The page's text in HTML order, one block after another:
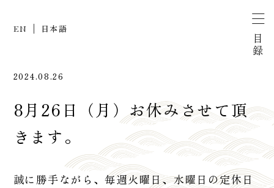
目録
EN 日本語
2024.08.26
8月26日（月）お休みさせて頂
きます。
誠に勝手ながら、毎週火曜日、水曜日の定休日